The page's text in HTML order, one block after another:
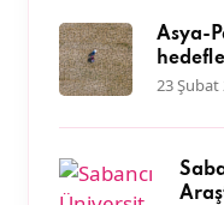
Asya-
23 Şubat